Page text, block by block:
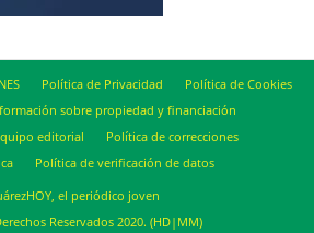
Política de Privacidad
Política de Cookies
sobre propiedad y financiación
editorial
Política de correcciones
Política de verificación de datos
el periódico joven
Reservados 2020. (HD|MM)